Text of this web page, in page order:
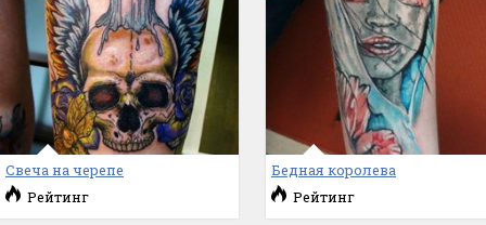
Свеча на черепе
Рейтинг
Бедная королева
Рейтинг